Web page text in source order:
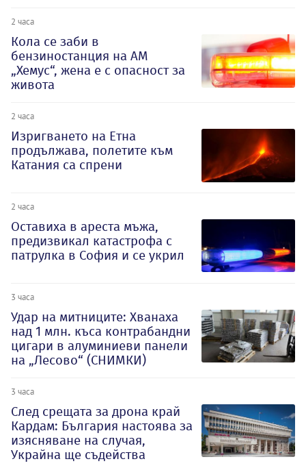
2 часа
Кола се заби в
бензиностанция на АМ
„Хемус“, жена е с опасност за
живота
2 часа
Изригването на Етна
продължава, полетите към
Катания са спрени
2 часа
Оставиха в ареста мъжа,
предизвикал катастрофа с
патрулка в София и се укрил
3 часа
Удар на митниците: Хванаха
над 1 млн. къса контрабандни
цигари в алуминиеви панели
на „Лесово“ (СНИМКИ)
3 часа
След срещата за дрона край
Кардам: България настоява за
изясняване на случая,
Украйна ще съдейства